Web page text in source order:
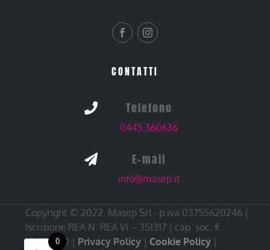
CONTATTI
 Telefono
0445 360636
 E-mail
info@masep.it
Copyright © 2022. Masep Srl - p.iva 03755620246 |
Iscrizione REA N. REA VI – 351317 | cap. soc. €
10.000,00 | Privacy Policy | Cookie Policy |
0